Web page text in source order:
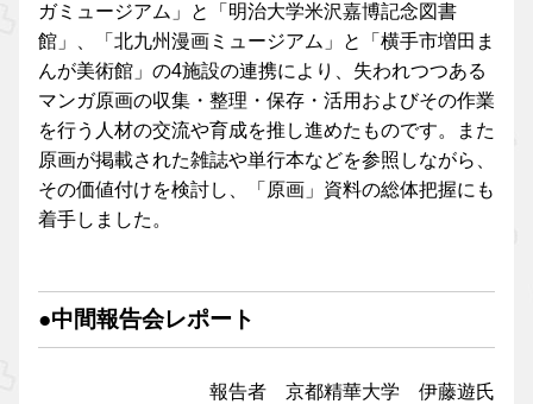
ガミュージアム」と「明治大学米沢嘉博記念図書
館」、「北九州漫画ミュージアム」と「横手市増田ま
んが美術館」の4施設の連携により、失われつつある
マンガ原画の収集・整理・保存・活用およびその作業
を行う人材の交流や育成を推し進めたものです。また
原画が掲載された雑誌や単行本などを参照しながら、
その価値付けを検討し、「原画」資料の総体把握にも
着手しました。
●中間報告会レポート
報告者 京都精華大学 伊藤遊氏